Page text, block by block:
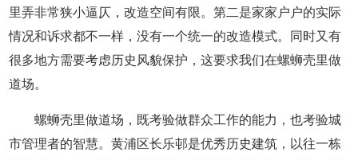
里弄非常狭小逼仄，改造空间有限。第二是家家户户的实际
情况和诉求都不一样，没有一个统一的改造模式。同时又有
很多地方需要考虑历史风貌保护，这要求我们在螺蛳壳里做
道场。
螺蛳壳里做道场，既考验做群众工作的能力，也考验城
市管理者的智慧。黄浦区长乐邨是优秀历史建筑，以往一栋